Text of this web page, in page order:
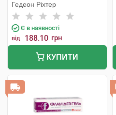
Гедеон Ріхтер
Є в наявності
від 188.10 грн
КУПИТИ